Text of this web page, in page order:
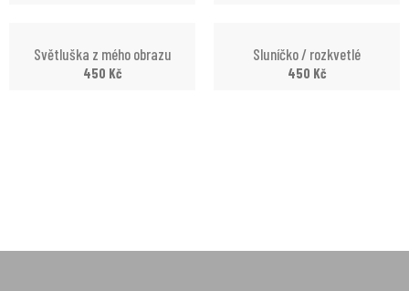
Světluška z mého obrazu
450 Kč
Sluníčko / rozkvetlé
450 Kč